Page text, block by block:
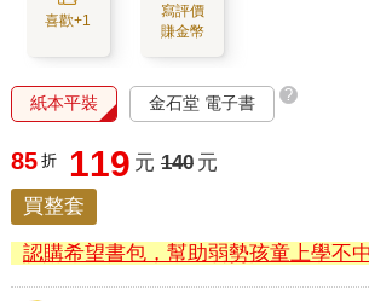
喜歡+1
寫評價
賺金幣
紙本平裝 金石堂 電子書 ?
85 折 119 元 140 元
買整套
認購希望書包，幫助弱勢孩童上學不